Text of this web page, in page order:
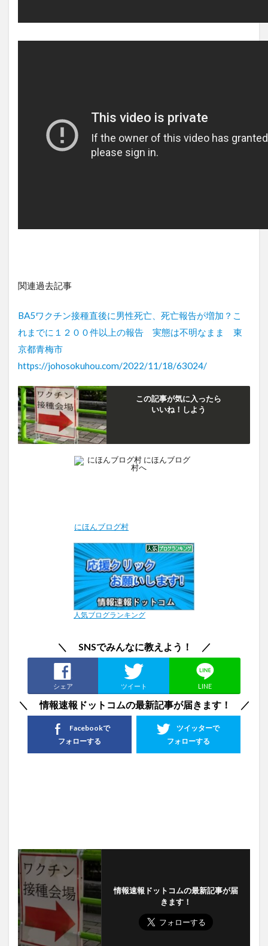
関連過去記事
BA5ワクチン接種直後に男性死亡、死亡報告が増加？こ
れまでに１２００件以上の報告 実態は不明なまま 東
京都青梅市
https://johosokuhou.com/2022/11/18/63024/
この記事が気に入ったら
いいね！しよう
にほんブログ村
人気ブログランキング
＼ SNSでみんなに教えよう！ ／
シェア ツイート LINE
＼ 情報速報ドットコムの最新記事が届きます！ ／
ツイッターで
フォローする
Facebookで
フォローする
情報速報ドットコムの最新記事が届
きます！